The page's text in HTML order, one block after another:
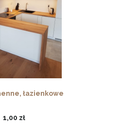
łazienkowe
1,00 zł